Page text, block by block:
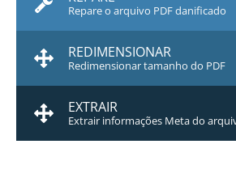
Repare o arquivo PDF danificado
REDIMENSIONAR
Redimensionar tamanho do PDF
EXTRAIR
Extrair informações Meta do